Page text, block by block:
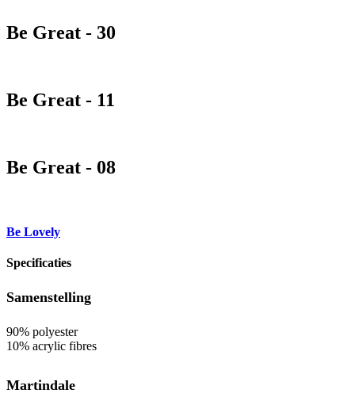
Be Great - 30
Be Great - 11
Be Great - 08
Be Lovely
Specificaties
Samenstelling
90% polyester
10% acrylic fibres
Martindale